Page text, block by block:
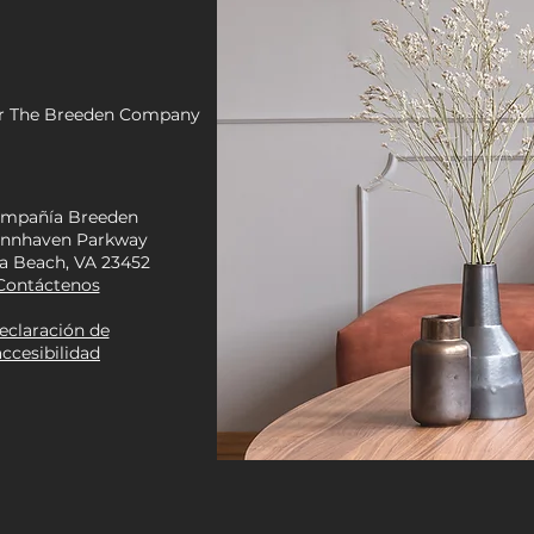
The Breeden Company
Breeden
Parkway
Beach, VA 23452
de